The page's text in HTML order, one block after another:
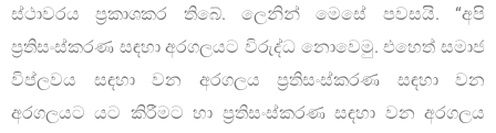
ස්ථාවරය ප්‍රකාශකර තිබේ. ලෙනින් මෙසේ පවසයි. “අපි
ප්‍රතිසංස්කරණ සඳහා අරගලයට විරුද්ධ නොවෙමු. එහෙත් සමාජ
විප්ලවය සඳහා වන අරගලය ප්‍රතිසංස්කරණ සඳහා වන
අරගලයට යට කිරීමට හා ප්‍රතිසංස්කරණ සඳහා වන අරගලය